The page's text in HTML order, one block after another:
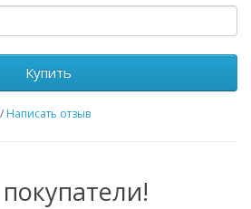
Купить
/ Написать отзыв